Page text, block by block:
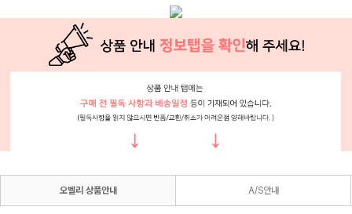
오벨리 상품안내 A/S안내